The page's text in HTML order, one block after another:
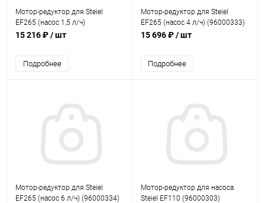
Мотор-редуктор для Steiel
EF265 (насос 1,5 л/ч)
(96000331)
15 216 ₽/ шт
Подробнее
Мотор-редуктор для Steiel
EF265 (насос 4 л/ч) (96000333)
15 696 ₽/ шт
Подробнее
Мотор-редуктор для Steiel
EF265 (насос 6 л/ч) (96000334)
Мотор-редуктор для насосa
Steiel EF110 (96000303)